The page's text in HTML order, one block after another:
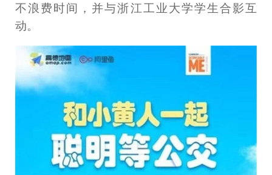
不浪费时间，并与浙江工业大学学生合影互
动。